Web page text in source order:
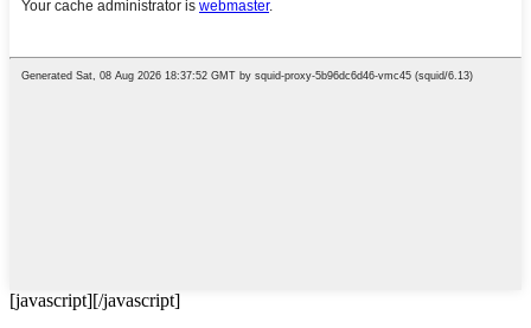
[javascript][/javascript]